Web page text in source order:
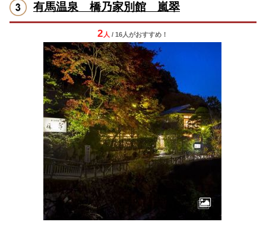
有馬温泉 橋乃家別館 嵐翠
2 人 / 16人がおすすめ！